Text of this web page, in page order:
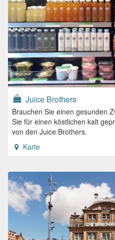
Juice Brothers
Brauchen Sie einen gesunden
Sie für einen köstlichen kalt
von den Juice Brothers.
Karte